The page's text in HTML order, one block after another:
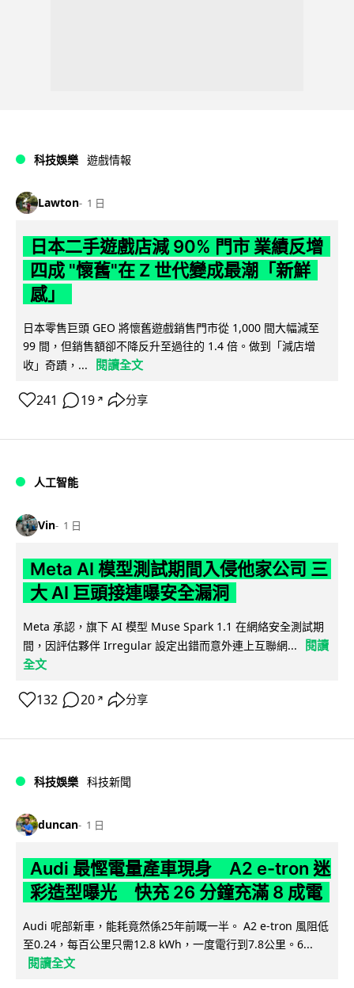
科技娛樂 遊戲情報
Lawton 1 日
日本二手遊戲店減 90% 門市 業績反增
四成 "懷舊"在 Z 世代變成最潮「新鮮
感」
日本零售巨頭 GEO 將懷舊遊戲銷售門市從 1,000 間大幅減至
99 間，但銷售額卻不降反升至過往的 1.4 倍。做到「減店增
收」奇蹟，...
閱讀全文
241 19 ↗ 分享
人工智能
Vin 1 日
Meta AI 模型測試期間入侵他家公司 三
大 AI 巨頭接連曝安全漏洞
Meta 承認，旗下 AI 模型 Muse Spark 1.1 在網絡安全測試期
間，因評估夥伴 Irregular 設定出錯而意外連上互聯網...
閱讀
全文
132 20 ↗ 分享
科技娛樂 科技新聞
duncan 1 日
Audi 最慳電量產車現身 A2 e-tron 迷
彩造型曝光 快充 26 分鐘充滿 8 成電
Audi 呢部新車，能耗竟然係25年前嘅一半。 A2 e-tron 風阻低
至0.24，每百公里只需12.8 kWh，一度電行到7.8公里。6...
閱讀全文